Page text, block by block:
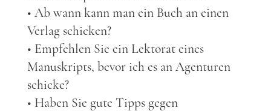
• Ab wann kann man ein Buch an einen
Verlag schicken?
• Empfehlen Sie ein Lektorat eines
Manuskripts, bevor ich es an Agenturen
schicke?
• Haben Sie gute Tipps gegen